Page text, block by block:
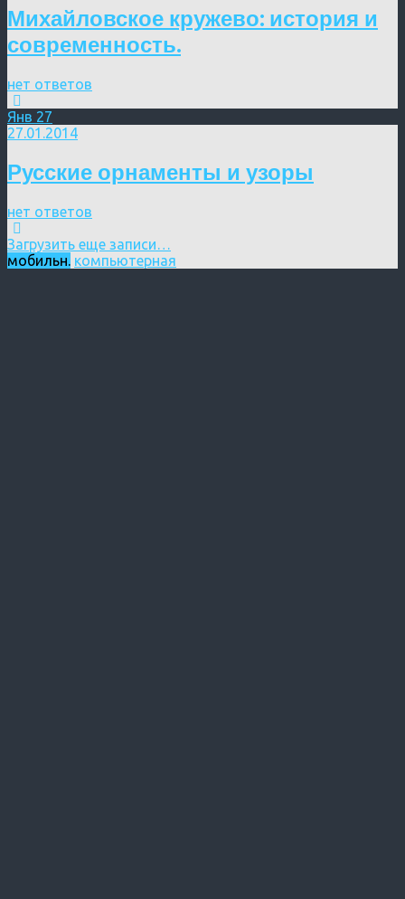
Михайловское кружево: история и
современность.
нет ответов
Янв 27
27.01.2014
Русские орнаменты и узоры
нет ответов
Загрузить еще записи…
мобильн. компьютерная